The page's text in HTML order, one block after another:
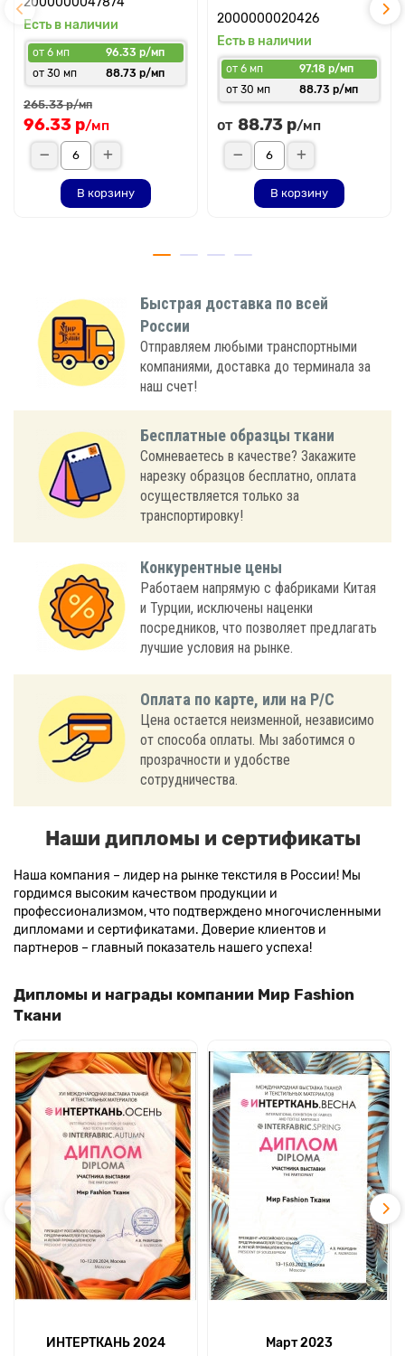
Есть в наличии
от 6 мп
96.33 р/мп
от 30 мп
88.73 р/мп
265.33 р/мп
96.33 р/мп
В корзину
2000000020426
Есть в наличии
от 6 мп
97.18 р/мп
от 30 мп
88.73 р/мп
от 88.73 р/мп
В корзину
Быстрая доставка по всей
России
Отправляем любыми транспортными
компаниями, доставка до терминала за
наш счет!
Бесплатные образцы ткани
Сомневаетесь в качестве? Закажите
нарезку образцов бесплатно, оплата
осуществляется только за
транспортировку!
Конкурентные цены
Работаем напрямую с фабриками Китая
и Турции, исключены наценки
посредников, что позволяет предлагать
лучшие условия на рынке.
Оплата по карте, или на Р/С
Цена остается неизменной, независимо
от способа оплаты. Мы заботимся о
прозрачности и удобстве
сотрудничества.
Наши дипломы и сертификаты
Наша компания – лидер на рынке текстиля в России! Мы
гордимся высоким качеством продукции и
профессионализмом, что подтверждено многочисленными
дипломами и сертификатами. Доверие клиентов и
партнеров – главный показатель нашего успеха!
Дипломы и награды компании Мир Fashion
Ткани
ИНТЕРТКАНЬ 2024 Март 2023